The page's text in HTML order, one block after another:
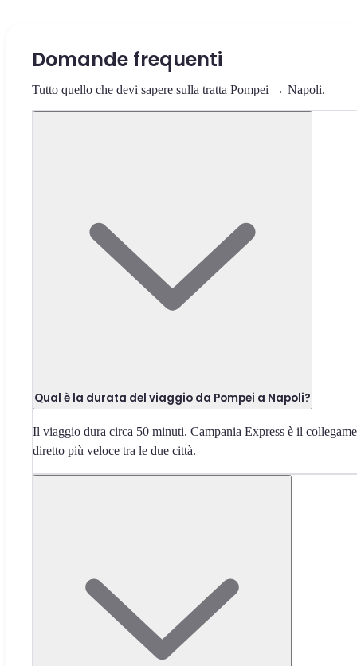
Domande frequenti
Tutto quello che devi sapere sulla tratta Pompei → Napoli.
Qual è la durata del viaggio da Pompei a Napoli?
Il viaggio dura circa 50 minuti. Campania Express è il
diretto più veloce tra le due città.